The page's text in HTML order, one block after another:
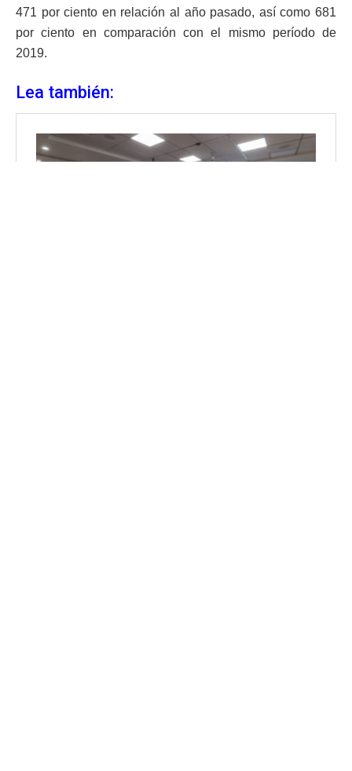
471 por ciento en relación al año pasado, así como 681
por ciento en comparación con el mismo período de
2019.
Lea también: